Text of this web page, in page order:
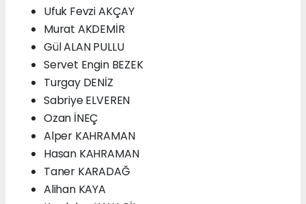
Ufuk Fevzi AKÇAY
Murat AKDEMİR
Gül ALAN PULLU
Servet Engin BEZEK
Turgay DENİZ
Sabriye ELVEREN
Ozan İNEÇ
Alper KAHRAMAN
Hasan KAHRAMAN
Taner KARADAĞ
Alihan KAYA